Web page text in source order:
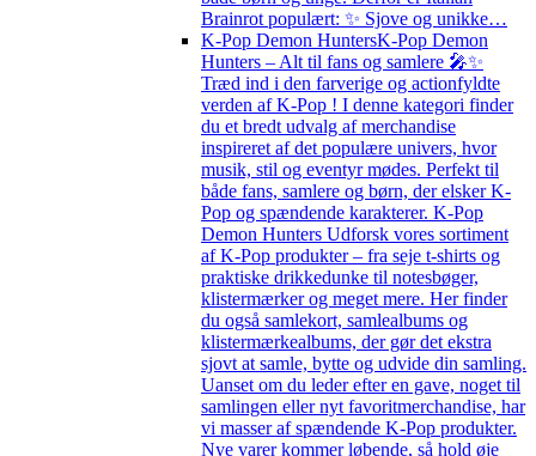
Brainrot populært: ✨ Sjove og unikke…
K-Pop Demon HuntersK-Pop Demon
Hunters – Alt til fans og samlere 🎤✨
Træd ind i den farverige og actionfyldte
verden af K-Pop ! I denne kategori finder
du et bredt udvalg af merchandise
inspireret af det populære univers, hvor
musik, stil og eventyr mødes. Perfekt til
både fans, samlere og børn, der elsker K-
Pop og spændende karakterer. K-Pop
Demon Hunters Udforsk vores sortiment
af K-Pop produkter – fra seje t-shirts og
praktiske drikkedunke til notesbøger,
klistermærker og meget mere. Her finder
du også samlekort, samlealbums og
klistermærkealbums, der gør det ekstra
sjovt at samle, bytte og udvide din samling.
Uanset om du leder efter en gave, noget til
samlingen eller nyt favoritmerchandise, har
vi masser af spændende K-Pop produkter.
Nye varer kommer løbende, så hold øje